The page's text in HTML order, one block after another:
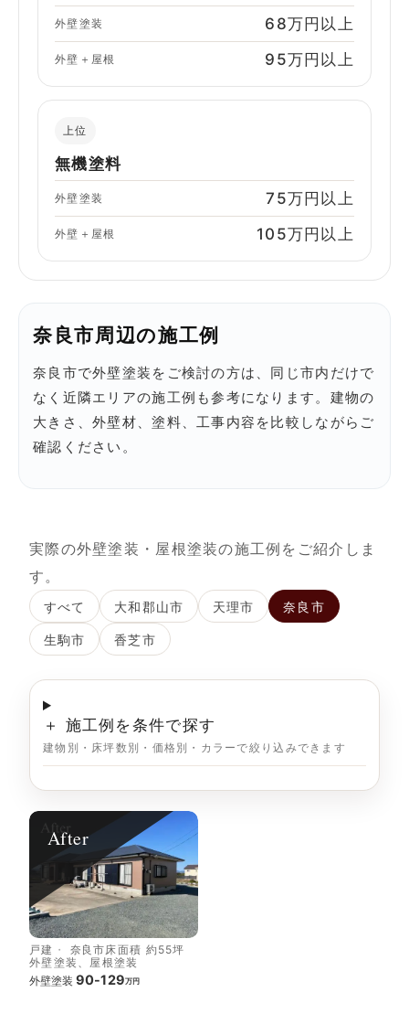
外壁塗装 68万円以上
外壁＋屋根 95万円以上
上位
無機塗料
外壁塗装 75万円以上
外壁＋屋根 105万円以上
奈良市周辺の施工例
奈良市で外壁塗装をご検討の方は、同じ市内だけで
なく近隣エリアの施工例も参考になります。建物の
大きさ、外壁材、塗料、工事内容を比較しながらご
確認ください。
実際の外壁塗装・屋根塗装の施工例をご紹介しま
す。
すべて 大和郡山市 天理市 奈良市
生駒市 香芝市
＋ 施工例を条件で探す
建物別・床坪数別・価格別・カラーで絞り込みできます
After
戸建 奈良市床面積 約55坪
外壁塗装、屋根塗装
外壁塗装 90-129万円